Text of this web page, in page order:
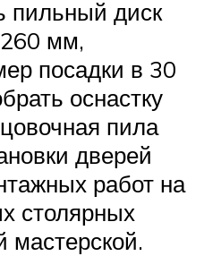
пильный диск
мм,
посадки в 30
оснастку
пила
дверей
работ на
столярных
мастерской.